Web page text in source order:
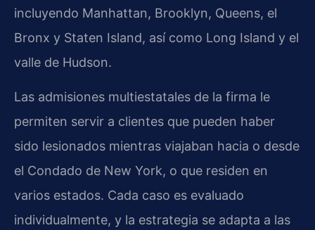
incluyendo Manhattan, Brooklyn, Queens, el
Bronx y Staten Island, así como Long Island y el
valle de Hudson.
Las admisiones multiestatales de la firma le
permiten servir a clientes que pueden haber
sido lesionados mientras viajaban hacia o desde
el Condado de New York, o que residen en
varios estados. Cada caso es evaluado
individualmente, y la estrategia se adapta a las